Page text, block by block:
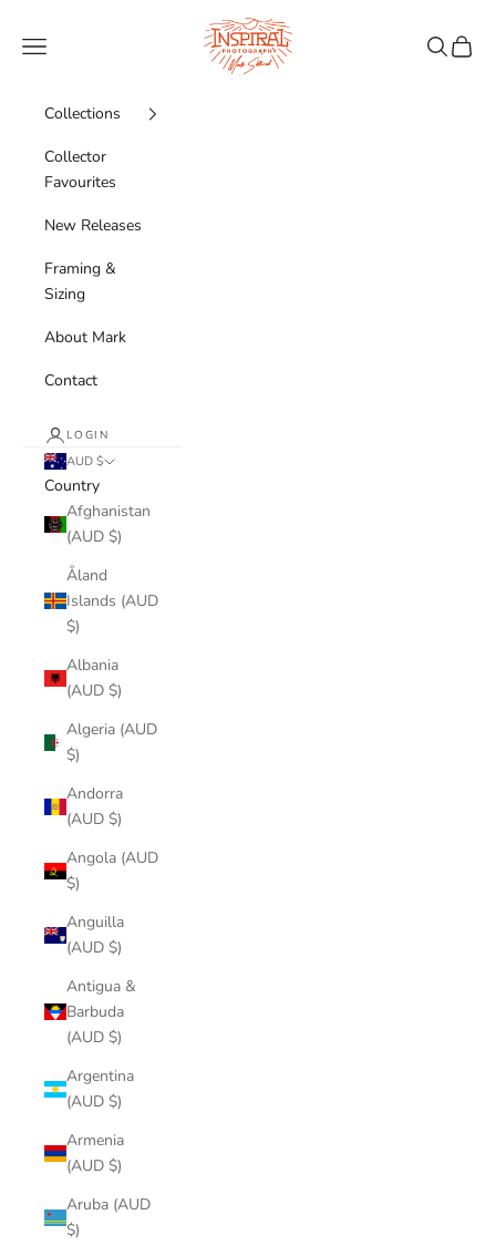
Inspiral Photography
Navigation menu Search
Cart
Collections
Collector
Favourites
New Releases
Framing &
Sizing
About Mark
Contact
LOGIN
AUD $
Country
Afghanistan
(AUD $)
Åland
Islands (AUD
$)
Albania
(AUD $)
Algeria (AUD
$)
Andorra
(AUD $)
Angola (AUD
$)
Anguilla
(AUD $)
Antigua &
Barbuda
(AUD $)
Argentina
(AUD $)
Armenia
(AUD $)
Aruba (AUD
$)